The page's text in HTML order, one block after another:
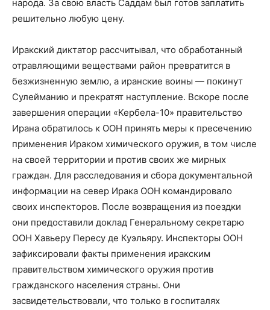
народа. За свою власть Саддам был готов заплатить
решительно любую цену.
Иракский диктатор рассчитывал, что обработанный
отравляющими веществами район превратится в
безжизненную землю, а иранские воины — покинут
Сулейманию и прекратят наступление. Вскоре после
завершения операции «Кербела-10» правительство
Ирана обратилось к ООН принять меры к пресечению
применения Ираком химического оружия, в том числе
на своей территории и против своих же мирных
граждан. Для расследования и сбора документальной
информации на север Ирака ООН командировало
своих инспекторов. После возвращения из поездки
они предоставили доклад Генеральному секретарю
ООН Хавьеру Пересу де Куэльяру. Инспекторы ООН
зафиксировали факты применения иракским
правительством химического оружия против
гражданского населения страны. Они
засвидетельствовали, что только в госпиталях